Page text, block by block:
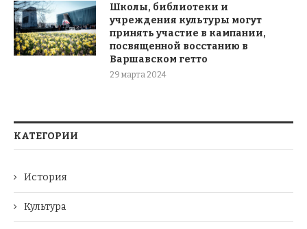
Школы, библиотеки и
учреждения культуры могут
принять участие в кампании,
посвященной восстанию в
Варшавском гетто
29 марта 2024
КАТЕГОРИИ
История
Культура